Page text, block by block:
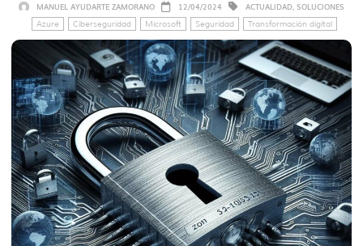
MANUEL AYUDARTE ZAMORANO 12/04/2024 ACTUALIDAD, SOLUCIONES
Azure Ciberseguridad Microsoft Seguridad Transformación digital